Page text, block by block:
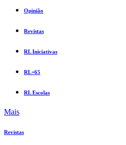
Opinião
Revistas
RL Iniciativas
RL+65
RL Escolas
Mais
Revistas